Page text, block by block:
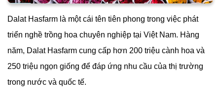
Dalat Hasfarm là một cái tên tiên phong trong việc phát
triển nghề trồng hoa chuyên nghiệp tại Việt Nam. Hàng
năm, Dalat Hasfarm cung cấp hơn 200 triệu cành hoa và
250 triệu ngọn giống để đáp ứng nhu cầu của thị trường
trong nước và quốc tế.